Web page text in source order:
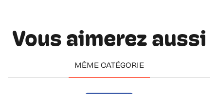
Vous aimerez aussi
MÊME CATÉGORIE